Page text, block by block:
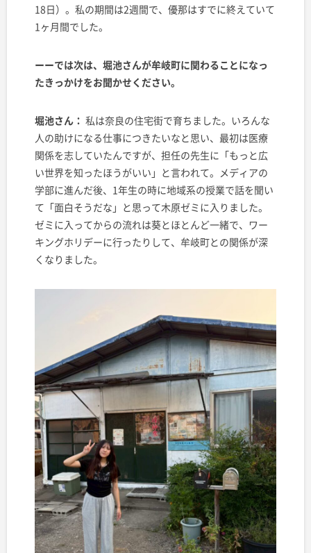
18日）。私の期間は2週間で、優那はすでに終えていて
1ヶ月間でした。
ーーでは次は、堀池さんが牟岐町に関わることになっ
たきっかけをお聞かせください。
堀池さん： 私は奈良の住宅街で育ちました。いろんな
人の助けになる仕事につきたいなと思い、最初は医療
関係を志していたんですが、担任の先生に「もっと広
い世界を知ったほうがいい」と言われて。メディアの
学部に進んだ後、1年生の時に地域系の授業で話を聞い
て「面白そうだな」と思って木原ゼミに入りました。
ゼミに入ってからの流れは葵とほとんど一緒で、ワー
キングホリデーに行ったりして、牟岐町との関係が深
くなりました。